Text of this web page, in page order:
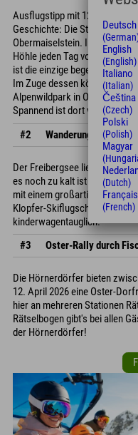
Ausflugstipp mit 120 Millionen
Geschichte: Die
Obermaiselstein. In den
Höhle jeden Tag von 11 bis 16
ist die einzige begehbare
Im Zuge dessen könnt Ihr
Alpenwildpark in
Spannend ist dort vor allem
#2
Wanderung Freibergsee
Der Freibergsee liegt auf 931
es noch zu kalt ist zum Baden,
mit einem großartigen Blick auf
Klopfer-Skiflugschanze. Die
kinderwagentauglich.
#3
Oster-Rally durch
Die Hörnerdörfer bieten
12. April 2026 eine Oster-
hier an mehreren Stationen
Rätselbogen gibt's bei allen
der Hörnerdörfer!
Deutsch
English
(English)
Italiano
(Italian)
Čeština
(Czech)
Polski
(Polish)
Magyar
(Dutch)
Français
(French)